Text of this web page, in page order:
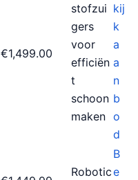
€1,499.00
stofzui
gers
voor
efficiën
t
schoon
maken
kij
k
a
a
n
b
o
d
Robotic
B
e